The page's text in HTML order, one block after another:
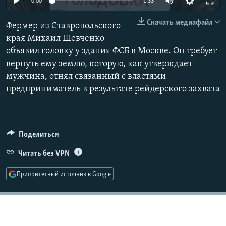
РАСПИСАНИЕ ВЕЩАНИЯ
ПОДПИШИТЕСЬ НА РАССЫЛКУ
СОЦИАЛЬНЫЕ СЕТИ
Скачать медиафайл
Фермер из Ставропольского
края Михаил Шевченко
объявил головку у здания ФСБ в Москве. Он требует
вернуть ему землю, которую, как утверждает
мужчина, отнял связанный с властями
предприниматель в результате рейдерского захвата
Поделиться
Читать без VPN
Приоритетный источник в Google